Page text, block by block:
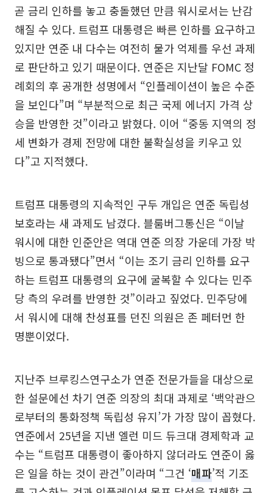
곧 금리 인하를 놓고 충돌했던 만큼 워시로서는 난감
해질 수 있다. 트럼프 대통령은 빠른 인하를 요구하고
있지만 연준 내 다수는 여전히 물가 억제를 우선 과제
로 판단하고 있기 때문이다. 연준은 지난달 FOMC 정
례회의 후 공개한 성명에서 “인플레이션이 높은 수준
을 보인다”며 “부분적으로 최근 국제 에너지 가격 상
승을 반영한 것”이라고 밝혔다. 이어 “중동 지역의 정
세 변화가 경제 전망에 대한 불확실성을 키우고 있
다”고 지적했다.
트럼프 대통령의 지속적인 구두 개입은 연준 독립성
보호라는 새 과제도 남겼다. 블룸버그통신은 “이날
워시에 대한 인준안은 역대 연준 의장 가운데 가장 박
빙으로 통과됐다”면서 “이는 조기 금리 인하를 요구
하는 트럼프 대통령의 요구에 굴복할 수 있다는 민주
당 측의 우려를 반영한 것”이라고 짚었다. 민주당에
서 워시에 대해 찬성표를 던진 의원은 존 페터먼 한
명뿐이었다.
지난주 브루킹스연구소가 연준 전문가들을 대상으로
한 설문에선 차기 연준 의장의 최대 과제로 ‘백악관으
로부터의 통화정책 독립성 유지’가 가장 많이 꼽혔다.
연준에서 25년을 지낸 엘런 미드 듀크대 경제학과 교
수는 “트럼프 대통령이 좋아하지 않더라도 연준이 옳
은 일을 하는 것이 관건”이라며 “그건 ‘매파’적 기조